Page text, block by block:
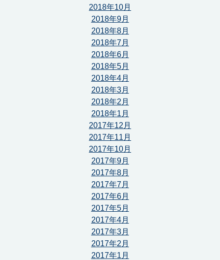
2018年10月
2018年9月
2018年8月
2018年7月
2018年6月
2018年5月
2018年4月
2018年3月
2018年2月
2018年1月
2017年12月
2017年11月
2017年10月
2017年9月
2017年8月
2017年7月
2017年6月
2017年5月
2017年4月
2017年3月
2017年2月
2017年1月